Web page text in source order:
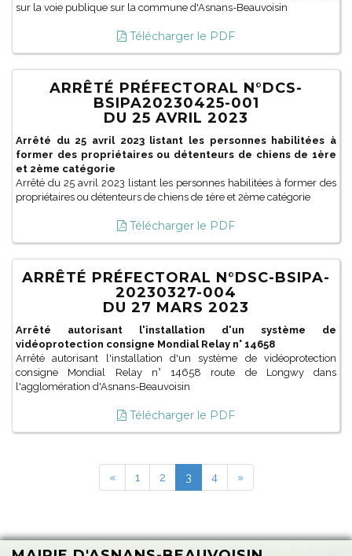
sur la voie publique sur la commune d'Asnans-Beauvoisin
Télécharger le PDF
ARRÊTÉ PRÉFECTORAL N°DCS-
BSIPA20230425-001
DU 25 AVRIL 2023
Arrêté du 25 avril 2023 listant les personnes habilitées à
former des propriétaires ou détenteurs de chiens de 1ère
et 2ème catégorie
Arrêté du 25 avril 2023 listant les personnes habilitées à former des
propriétaires ou détenteurs de chiens de 1ère et 2ème catégorie
Télécharger le PDF
ARRÊTÉ PRÉFECTORAL N°DSC-BSIPA-
20230327-004
DU 27 MARS 2023
Arrêté autorisant l'installation d'un système de
vidéoprotection consigne Mondial Relay n° 14658
Arrêté autorisant l'installation d'un système de vidéoprotection
consigne Mondial Relay n° 14658 route de Longwy dans
l'agglomération d'Asnans-Beauvoisin
Télécharger le PDF
« 1 2 3 4 »